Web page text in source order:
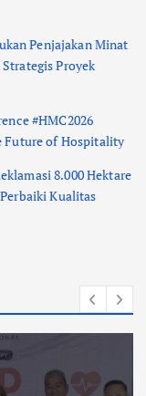
Penjajakan Minat
Proyek
#HMC2026
Future of Hospitality
8.000 Hektare
Kualitas